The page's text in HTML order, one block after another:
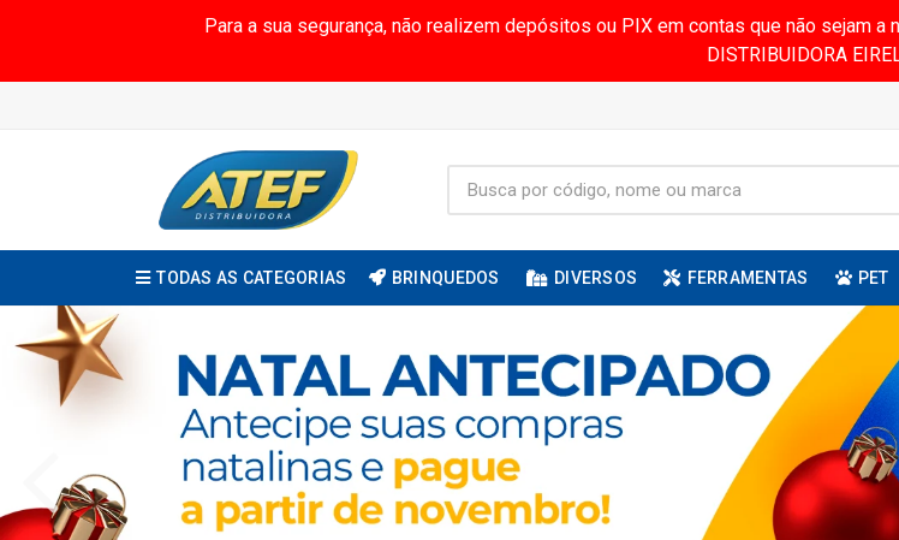
Para a sua segurança, não realizem depósitos ou PIX em contas que não sejam
DISTRIBUIDORA
TODAS AS CATEGORIAS BRINQUEDOS DIVERSOS FERRAMENTAS PET